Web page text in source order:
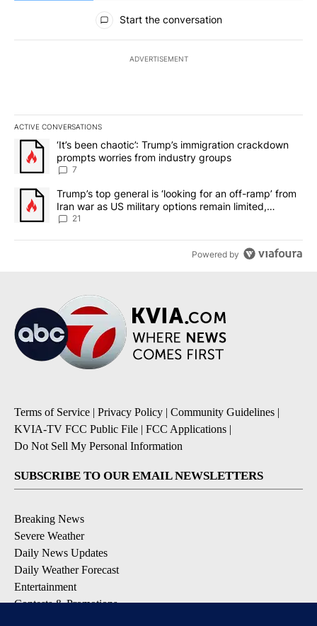
All Comments
Start the conversation
ADVERTISEMENT
ACTIVE CONVERSATIONS
The following is a list of the most commented articles in the last
A trending article titled "‘It’s been chaotic’: Trump’s
‘It’s been chaotic’: Trump’s immigration crackdown
prompts worries from industry groups
7
A trending article titled "Trump’s top general is ‘looking for an
Trump’s top general is ‘looking for an off-ramp’ from
Iran war as US military options remain limited,
sources say
21
Powered by
Terms of Service | Privacy Policy | Community Guidelines |
KVIA-TV FCC Public File | FCC Applications |
Do Not Sell My Personal Information
SUBSCRIBE TO OUR EMAIL NEWSLETTERS
Breaking News
Severe Weather
Daily News Updates
Daily Weather Forecast
Entertainment
Contests & Promotions